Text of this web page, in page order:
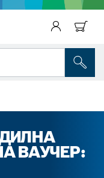
ВАУЧЕР: